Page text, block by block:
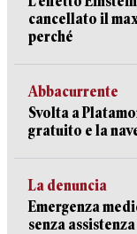
cancellato il
perché
Abbacurrente
Svolta a
gratuito e la
La denuncia
Emergenza
senza